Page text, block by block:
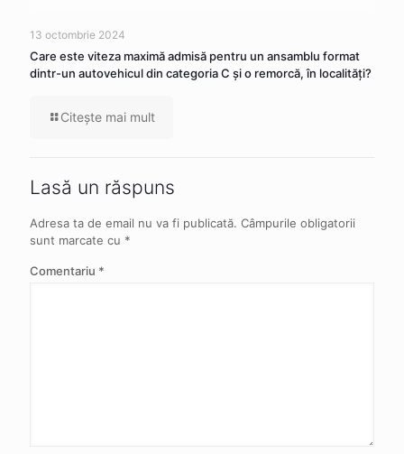
13 octombrie 2024
Care este viteza maximă admisă pentru un ansamblu format
dintr-un autovehicul din categoria C şi o remorcă, în localităţi?
Citeşte mai mult
Lasă un răspuns
Adresa ta de email nu va fi publicată. Câmpurile obligatorii
sunt marcate cu *
Comentariu *